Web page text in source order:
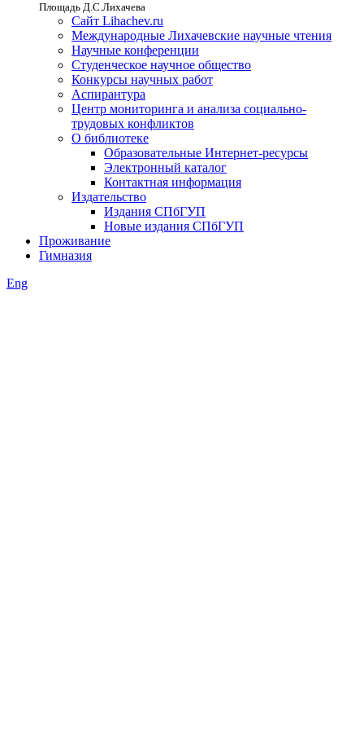
Площадь Д.С.Лихачева
Сайт Lihachev.ru
Международные Лихачевские научные чтения
Научные конференции
Студенческое научное общество
Конкурсы научных работ
Аспирантура
Центр мониторинга и анализа социально-
трудовых конфликтов
О библиотеке
Образовательные Интернет-ресурсы
Электронный каталог
Контактная информация
Издательство
Издания СПбГУП
Новые издания СПбГУП
Проживание
Гимназия
Eng